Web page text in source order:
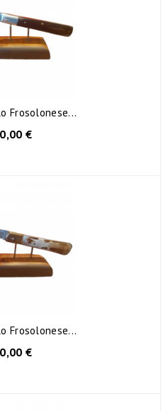
Frosolonese...
€
Frosolonese...
€